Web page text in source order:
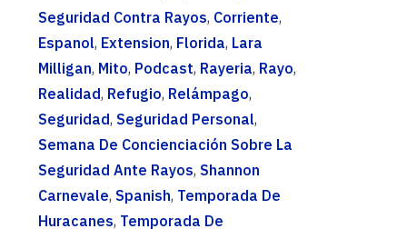
Seguridad Contra Rayos, Corriente,
Espanol, Extension, Florida, Lara
Milligan, Mito, Podcast, Rayeria, Rayo,
Realidad, Refugio, Relámpago,
Seguridad, Seguridad Personal,
Semana De Concienciación Sobre La
Seguridad Ante Rayos, Shannon
Carnevale, Spanish, Temporada De
Huracanes, Temporada De